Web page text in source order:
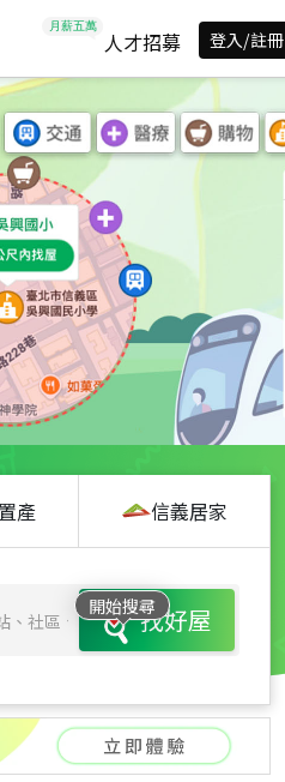
人才招募 登入/註冊
產 信義居家
開始搜尋
找好屋